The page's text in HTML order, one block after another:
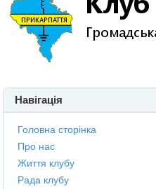
Навігація
Головна сторінка
Про нас
Життя клубу
Рада клубу